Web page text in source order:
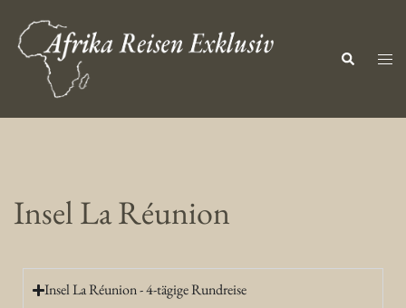
Insel La Réunion
Insel La Réunion - 4-tägige Rundreise